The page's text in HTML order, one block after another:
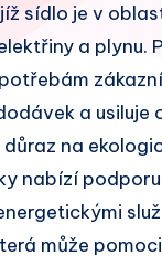
sídlo je v
a plynu.
a usiluje
na
nabízí
může